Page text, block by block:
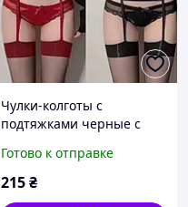
Чулки-колготы с
подтяжками черные с
Готово к отправке
215₴